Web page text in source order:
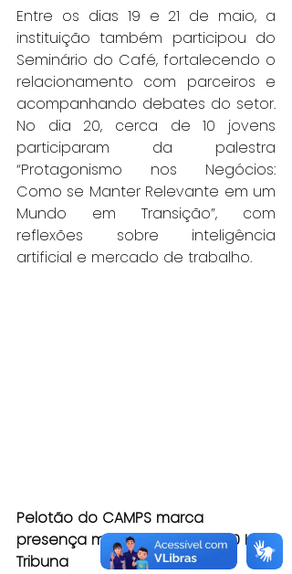
Entre os dias 19 e 21 de maio, a
instituição também participou do
Seminário do Café, fortalecendo o
relacionamento com parceiros e
acompanhando debates do setor.
No dia 20, cerca de 10 jovens
participaram da palestra
“Protagonismo nos Negócios:
Como se Manter Relevante em um
Mundo em Transição”, com
reflexões sobre inteligência
artificial e mercado de trabalho.
Pelotão do CAMPS marca
presença mais uma vez nos 10 KM
Tribuna